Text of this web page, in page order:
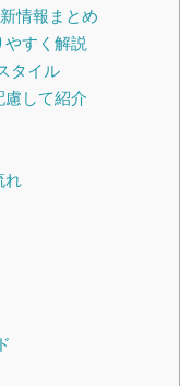
情報まとめ
すく解説
タイル
して紹介
れ